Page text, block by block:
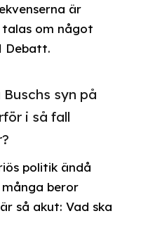
är
om något
Debatt.
syn på
i så fall
politik ändå
beror
så akut: Vad ska